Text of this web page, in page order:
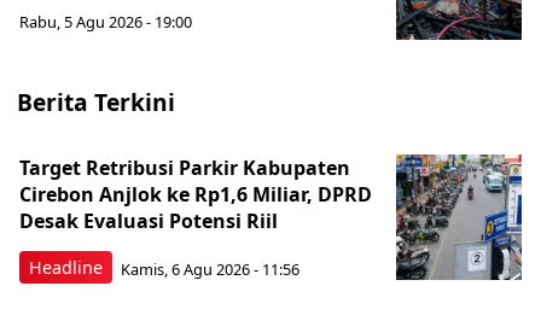
Rabu, 5 Agu 2026 - 19:00
Berita Terkini
Headline
Target Retribusi Parkir Kabupaten
Cirebon Anjlok ke Rp1,6 Miliar, DPRD
Desak Evaluasi Potensi Riil
Kamis, 6 Agu 2026 - 11:56